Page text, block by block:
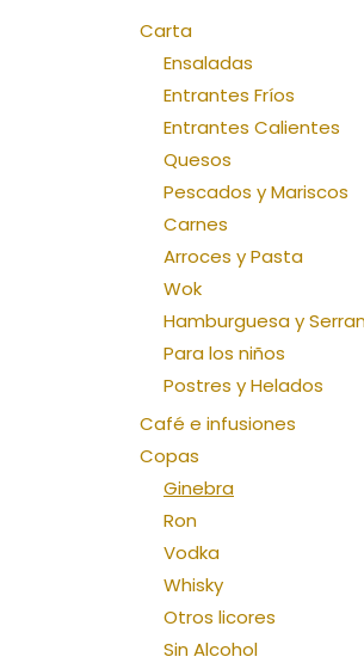
Carta
Ensaladas
Entrantes Fríos
Entrantes Calientes
Quesos
Pescados y Mariscos
Carnes
Arroces y Pasta
Wok
Hamburguesa y
Para los niños
Postres y Helados
Café e infusiones
Copas
Ginebra
Ron
Vodka
Whisky
Otros licores
Sin Alcohol